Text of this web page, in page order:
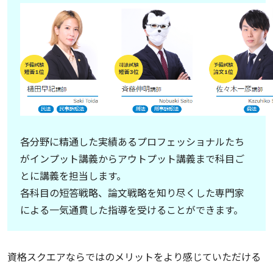
各分野に精通した実績あるプロフェッショナルたち
がインプット講義からアウトプット講義まで科目ご
とに講義を担当します。
各科目の短答戦略、論文戦略を知り尽くした専門家
による一気通貫した指導を受けることができます。
資格スクエアならではのメリットをより感じていただける